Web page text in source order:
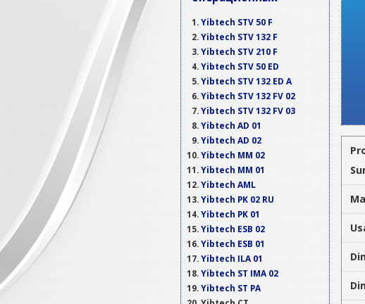
Yibtech STV 50 F
Yibtech STV 132 F
Yibtech STV 210 F
Yibtech STV 50 ED
Yibtech STV 132 ED A
Yibtech STV 132 FV 02
Yibtech STV 132 FV 03
Yibtech AD 01
Yibtech AD 02
Yibtech MM 02
Yibtech MM 01
Yibtech AML
Yibtech PK 02 RU
Yibtech PK 01
Yibtech ESB 02
Yibtech ESB 01
Yibtech ILA 01
Yibtech ST IMA 02
Yibtech ST PA